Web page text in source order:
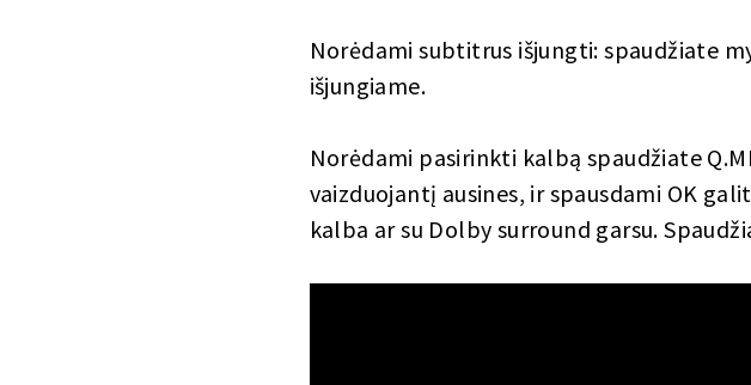
Norėdami subtitrus išjungti: spaudžiate
išjungiame.
Norėdami pasirinkti kalbą spaudžiate
vaizduojantį ausines, ir spausdami OK
kalba ar su Dolby surround garsu.